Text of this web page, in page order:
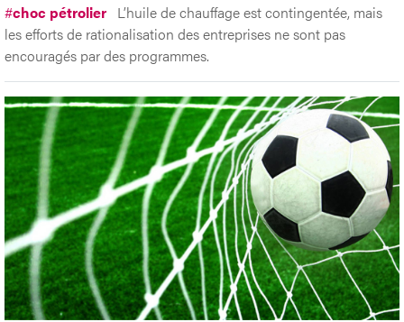
#choc pétrolier L’huile de chauffage est contingentée, mais
les efforts de rationalisation des entreprises ne sont pas
encouragés par des programmes.